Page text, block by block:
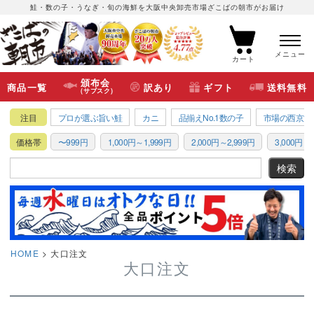
鮭・数の子・うなぎ・旬の海鮮を大阪中央卸売市場ざこばの朝市がお届け
カート
メニュー
商品一覧 頒布会
(サブスク) 訳あり ギフト 送料無料
注目 プロが選ぶ旨い鮭 カニ 品揃えNo.1数の子 市場の西京漬
価格帯 〜999円 1,000円～1,999円 2,000円～2,999円 3,000円～
HOME 大口注文
大口注文